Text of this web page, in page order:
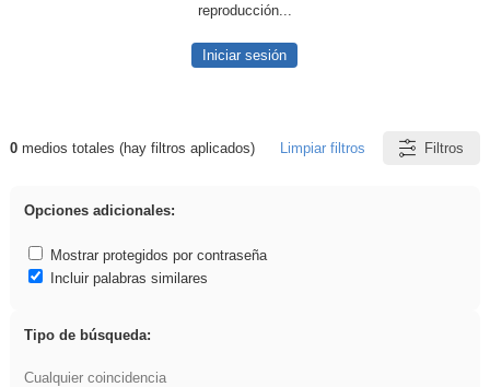
reproducción...
Iniciar sesión
Resultados de: frutas
0medios totales (hay filtros aplicados) Limpiar filtros Filtros
Opciones adicionales:
Mostrar protegidos por contraseña
Incluir palabras similares
Tipo de búsqueda:
Cualquier coincidencia